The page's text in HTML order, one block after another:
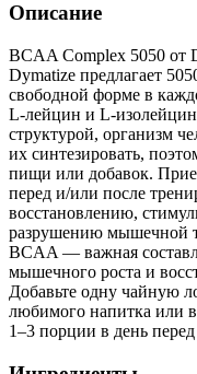
Описание
BCAA Complex 5050 от
Dymatize предлагает
свободной форме в
L-лейцин и L-
структурой, организм
их синтезировать,
пищи или добавок.
перед и/или после
восстановлению,
разрушению мышечной
BCAA — важная
мышечного роста и
Добавьте одну чайную
любимого напитка или
1–3 порции в день